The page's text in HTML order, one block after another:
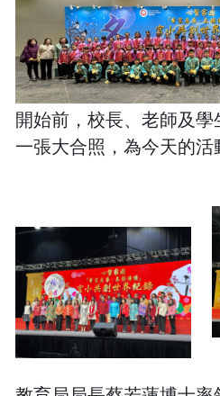
開始前，校長、老師及
一張大合照，為今天的活